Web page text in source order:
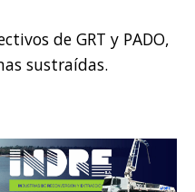
de GRT y PADO,
sustraídas.